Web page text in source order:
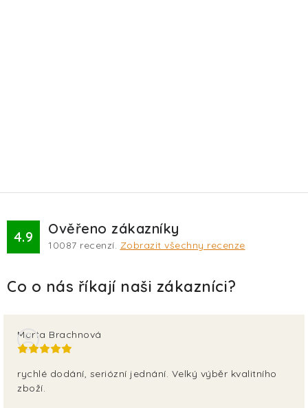
4.9 Ověřeno zákazníky
10087 recenzí. Zobrazit všechny recenze
Marta Brachnová
rychlé dodání, seriózní jednání. Velký výběr kvalitního
zboží.